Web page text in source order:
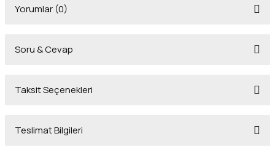
Yorumlar (0)
Soru & Cevap
Taksit Seçenekleri
Teslimat Bilgileri